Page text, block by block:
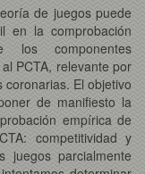
de juegos puede
en la comprobación
los componentes
PCTA, relevante por
El objetivo
de manifiesto la
empírica de
competitividad y
juegos parcialmente